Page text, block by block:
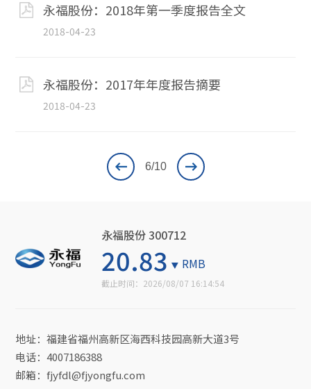
永福股份：2018年第一季度报告全文
2018-04-23
永福股份：2017年年度报告摘要
2018-04-23
6/10
永福股份 300712
20.83 RMB
截止时间： 2026/08/07 16:14:54
地址：福建省福州高新区海西科技园高新大道3号
电话：4007186388
邮箱：fjyfdl@fjyongfu.com